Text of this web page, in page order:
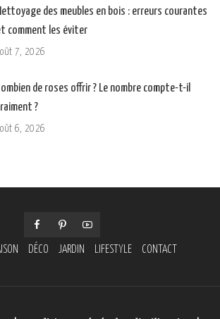
des meubles en bois : erreurs courantes
comment les éviter
7, 2026
de roses offrir ? Le nombre compte-t-il
?
6, 2026
DÉCO JARDIN LIFESTYLE CONTACT